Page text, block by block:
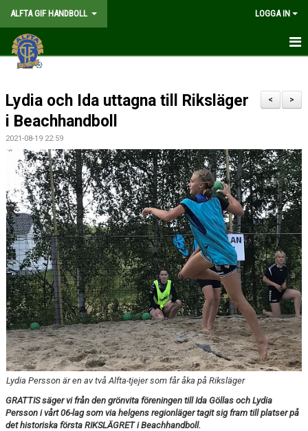
ALFTA GIF HANDBOLL LOGGA IN
HEM
FÖRENINGEN
MEDLEMSKAP
MATCHER
GÅ PÅ MATCH
KALENDER
TABELLER
WEBSHOP
HANDBOLL PLAY
>
<
Lydia och Ida uttagna till Riksläger
i Beachhandboll
2021-08-19 22:59
Lydia Persson är en av två Alfta-tjejer som får åka på Riksläger
GRATTIS säger vi från den grönvita föreningen till Ida Göllas och Lydia
Persson i vårt 06-lag som via helgens regionläger tagit sig fram till platser på
det historiska första RIKSLÄGRET i Beachhandboll.